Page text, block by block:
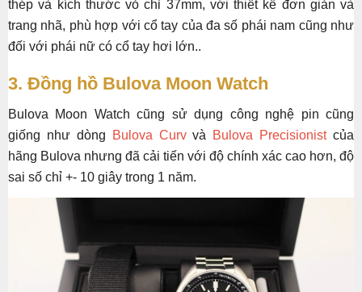
thép và kích thước vỏ chỉ 37mm, với thiết kế đơn giản và
trang nhã, phù hợp với cổ tay của đa số phái nam cũng như
đối với phái nữ có cổ tay hơi lớn..
3. Đồng hồ Bulova Moon Watch
Bulova Moon Watch cũng sử dụng công nghệ pin cũng
giống như dòng
Bulova Curvvà Bulova Precisionistcủa
hãng Bulova nhưng đã cải tiến với độ chính xác cao hơn, độ
sai số chỉ +- 10 giây trong 1 năm.